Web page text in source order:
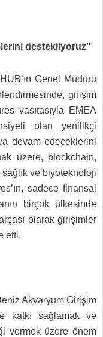
destekliyoruz”
Genel Müdürü
girişim
vasıtasıyla EMEA
olan yenilikçi
devam edeceklerini
üzere, blockchain,
ve biyoteknoloji
sadece finansal
birçok ülkesinde
olarak girişimler
etti.
Akvaryum Girişim
katkı sağlamak ve
vermek üzere önem